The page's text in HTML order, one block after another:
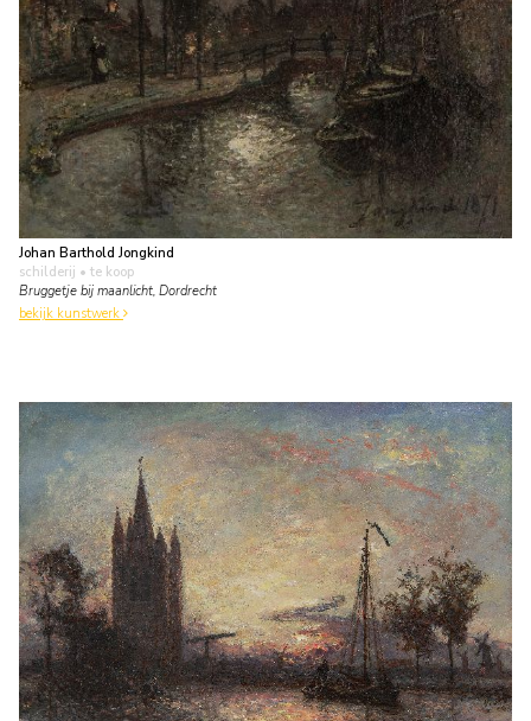
Johan Barthold Jongkind
schilderij • te koop
Bruggetje bij maanlicht, Dordrecht
bekijk kunstwerk